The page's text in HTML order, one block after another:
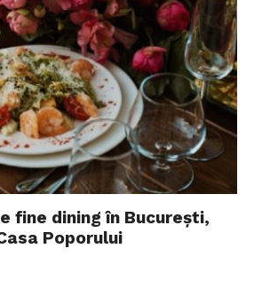
fine dining în București,
Poporului